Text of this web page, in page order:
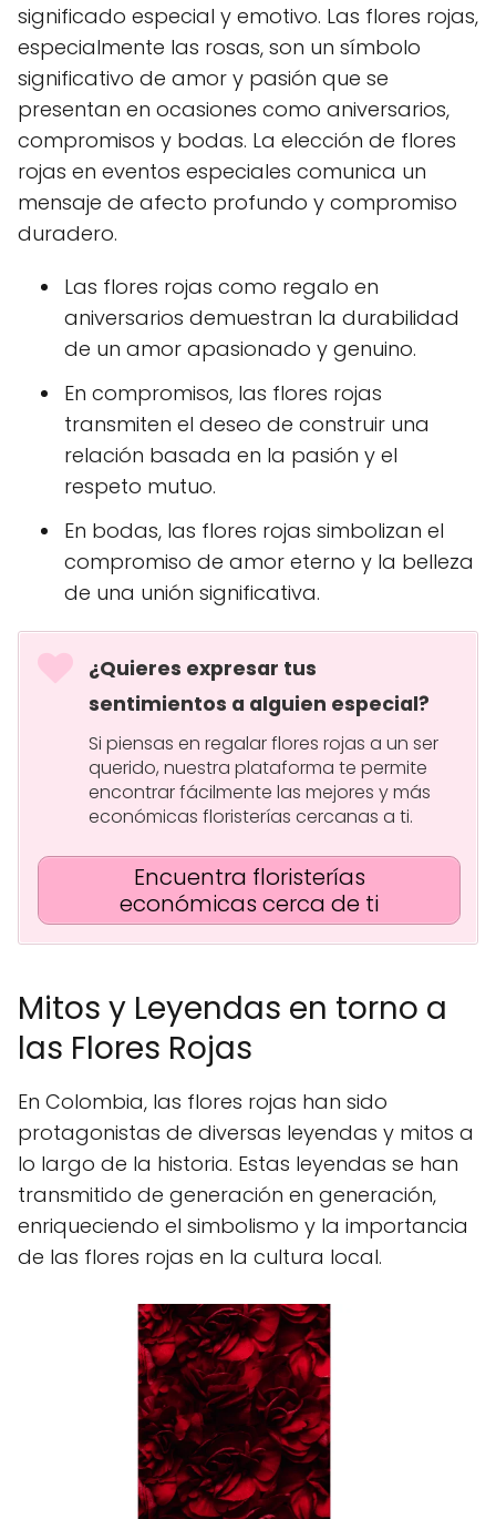
significado especial y emotivo. Las flores rojas,
especialmente las rosas, son un símbolo
significativo de amor y pasión que se
presentan en ocasiones como aniversarios,
compromisos y bodas. La elección de flores
rojas en eventos especiales comunica un
mensaje de afecto profundo y compromiso
duradero.
Las flores rojas como regalo en
aniversarios demuestran la durabilidad
de un amor apasionado y genuino.
En compromisos, las flores rojas
transmiten el deseo de construir una
relación basada en la pasión y el
respeto mutuo.
En bodas, las flores rojas simbolizan el
compromiso de amor eterno y la belleza
de una unión significativa.
¿Quieres expresar tus
sentimientos a alguien especial?
Si piensas en regalar flores rojas a un ser
querido, nuestra plataforma te permite
encontrar fácilmente las mejores y más
económicas floristerías cercanas a ti.
Encuentra floristerías
económicas cerca de ti
Mitos y Leyendas en torno a
las Flores Rojas
En Colombia, las flores rojas han sido
protagonistas de diversas leyendas y mitos a
lo largo de la historia. Estas leyendas se han
transmitido de generación en generación,
enriqueciendo el simbolismo y la importancia
de las flores rojas en la cultura local.